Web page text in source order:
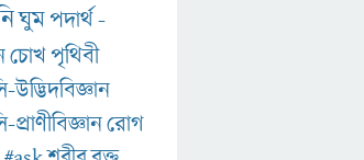
ঘুমপদার্থ-
চোখপৃথিবী
রোগ